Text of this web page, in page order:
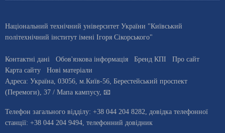
Національний технічний університет України "Київський
політехнічний інститут імені Ігоря Сікорського"
Контактні дані Обов'язкова інформація Бренд КПІ
Про сайт
Карта сайту
Нові матеріали
Адреса: Україна 03056 , м. Київ-56, Берестейський проспект
(Перемоги), 37 / Мапа кампусу, 📧
Телефон загального відділу: +38 044 204 8282 , довiдка телефонної
станцiї: +38 044 204 9494 телефонний довідник